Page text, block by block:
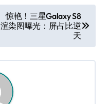
惊艳！三星Galaxy S8
渲染图曝光：屏占比逆
天